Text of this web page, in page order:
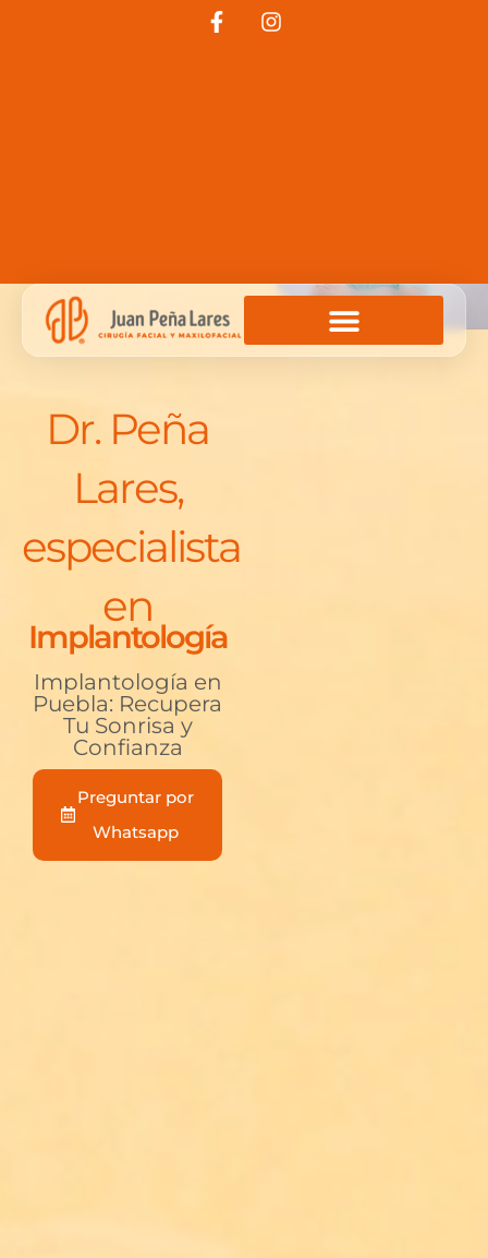
Dr. Peña
Lares,
especialista
en
Implantología
Implantología en
Puebla: Recupera
Tu Sonrisa y
Confianza
Preguntar por
Whatsapp